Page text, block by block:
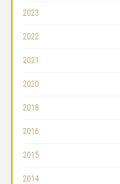
2023
2022
2021
2020
2018
2016
2015
2014